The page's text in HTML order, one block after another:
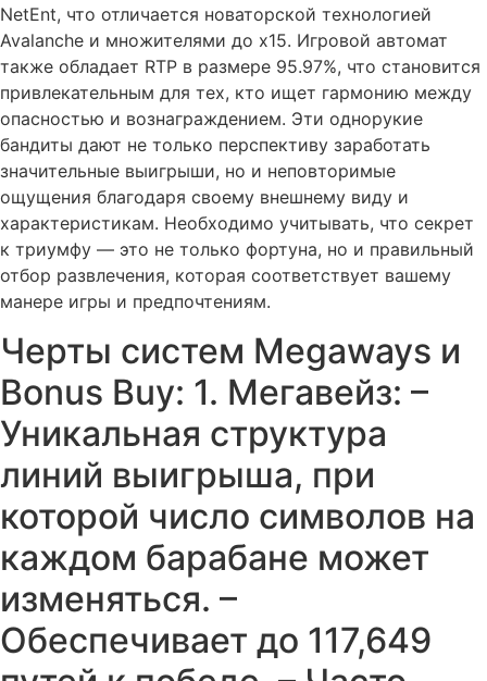
NetEnt, что отличается новаторской технологией
Avalanche и множителями до x15. Игровой автомат
также обладает RTP в размере 95.97%, что становится
привлекательным для тех, кто ищет гармонию между
опасностью и вознаграждением. Эти однорукие
бандиты дают не только перспективу заработать
значительные выигрыши, но и неповторимые
ощущения благодаря своему внешнему виду и
характеристикам. Необходимо учитывать, что секрет
к триумфу — это не только фортуна, но и правильный
отбор развлечения, которая соответствует вашему
манере игры и предпочтениям.
Черты систем Megaways и
Bonus Buy: 1. Мегавейз: –
Уникальная структура
линий выигрыша, при
которой число символов на
каждом барабане может
изменяться. –
Обеспечивает до 117,649